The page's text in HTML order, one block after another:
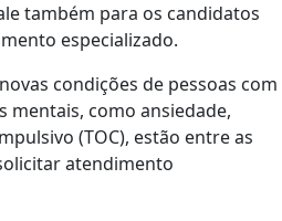
também para os candidatos
especializado.
condições de pessoas com
como ansiedade,
(TOC), estão entre as
atendimento